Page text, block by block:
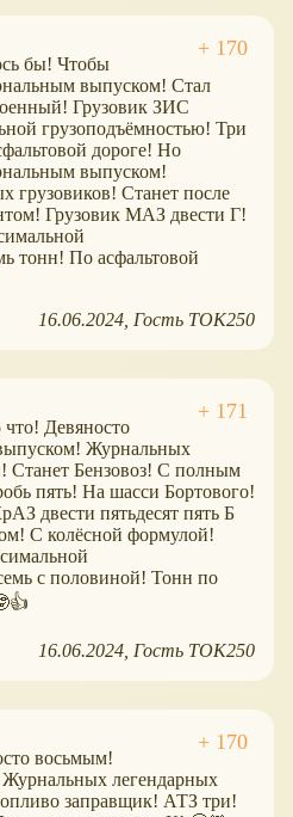
бы! Чтобы
выпуском! Стал
Грузовик ЗИС
грузоподъёмностью! Три
дороге! Но
выпуском!
грузовиков! Станет после
Грузовик МАЗ двести Г!
тонн! По асфальтовой
16.06.2024 Гость ТОК250
Девяносто
Журнальных
Станет Бензовоз! С полным
пять! На шасси Бортового!
двести пятьдесят пять Б
С колёсной формулой!
с половиной! Тонн по
16.06.2024 Гость ТОК250
восьмым!
легендарных
заправщик! АТЗ три!